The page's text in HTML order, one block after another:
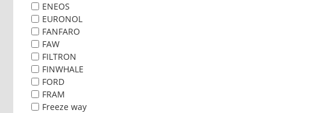
ENEOS
EURONOL
FANFARO
FAW
FILTRON
FINWHALE
FORD
FRAM
Freeze way